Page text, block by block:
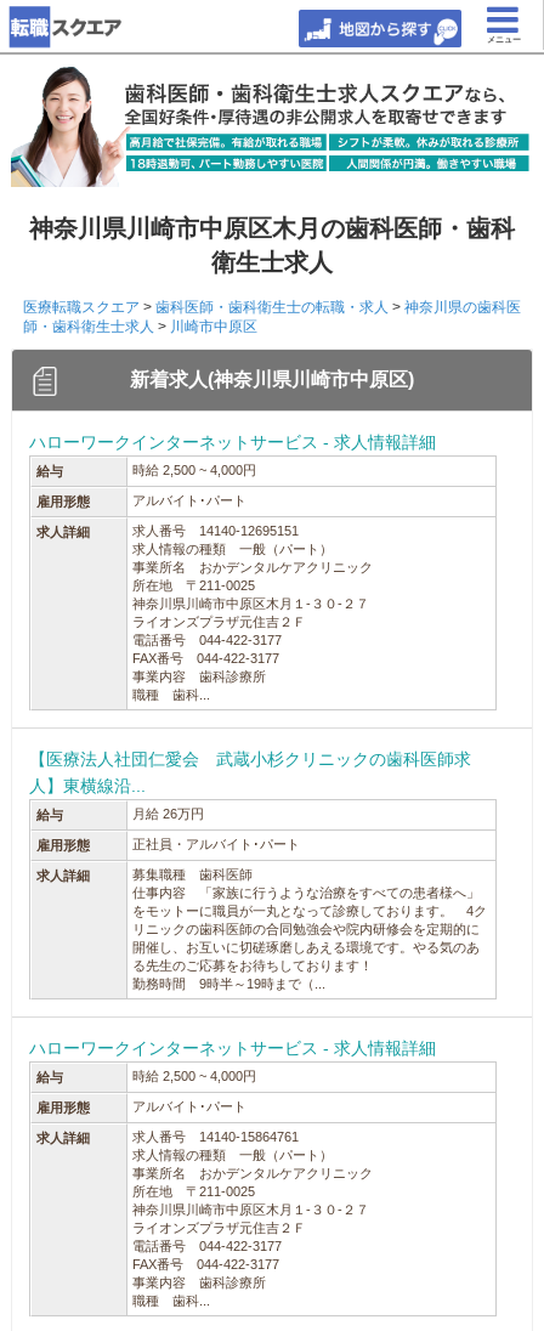
メニュー
神奈川県川崎市中原区木月の歯科医師・歯科
衛生士求人
医療転職スクエア > 歯科医師・歯科衛生士の転職・求人 > 神奈川県の歯科医
師・歯科衛生士求人 > 川崎市中原区
新着求人(神奈川県川崎市中原区)
ハローワークインターネットサービス - 求人情報詳細
給与 時給 2,500 ~ 4,000円
雇用形態 アルバイト･パート
求人詳細
求人番号 14140-12695151
求人情報の種類 一般（パート）
事業所名 おかデンタルケアクリニック
所在地 〒211-0025
神奈川県川崎市中原区木月１‐３０‐２７
ライオンズプラザ元住吉２Ｆ
電話番号 044-422-3177
FAX番号 044-422-3177
事業内容 歯科診療所
職種 歯科...
【医療法人社団仁愛会 武蔵小杉クリニックの歯科医師求
人】東横線沿...
給与 月給 26万円
雇用形態 正社員・アルバイト･パート
求人詳細
募集職種 歯科医師
仕事内容 「家族に行うような治療をすべての患者様へ」
をモットーに職員が一丸となって診療しております。 4ク
リニックの歯科医師の合同勉強会や院内研修会を定期的に
開催し、お互いに切磋琢磨しあえる環境です。やる気のあ
る先生のご応募をお待ちしております！
勤務時間 9時半～19時まで（...
ハローワークインターネットサービス - 求人情報詳細
給与 時給 2,500 ~ 4,000円
雇用形態 アルバイト･パート
求人詳細
求人番号 14140-15864761
求人情報の種類 一般（パート）
事業所名 おかデンタルケアクリニック
所在地 〒211-0025
神奈川県川崎市中原区木月１‐３０‐２７
ライオンズプラザ元住吉２Ｆ
電話番号 044-422-3177
FAX番号 044-422-3177
事業内容 歯科診療所
職種 歯科...